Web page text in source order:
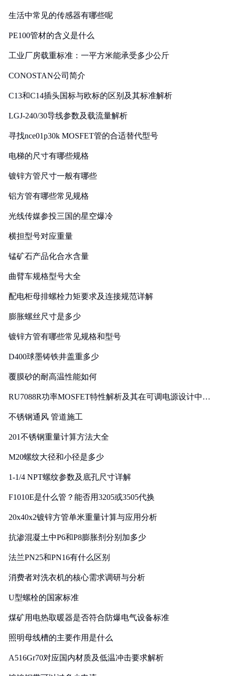
生活中常见的传感器有哪些呢
PE100管材的含义是什么
工业厂房载重标准：一平方米能承受多少公斤
CONOSTAN公司简介
C13和C14插头国标与欧标的区别及其标准解析
LGJ-240/30导线参数及载流量解析
寻找nce01p30k MOSFET管的合适替代型号
电梯的尺寸有哪些规格
镀锌方管尺寸一般有哪些
铝方管有哪些常见规格
光线传媒参投三国的星空爆冷
横担型号对应重量
锰矿石产品化合水含量
曲臂车规格型号大全
配电柜母排螺栓力矩要求及连接规范详解
膨胀螺丝尺寸是多少
镀锌方管有哪些常见规格和型号
D400球墨铸铁井盖重多少
覆膜砂的耐高温性能如何
RU7088R功率MOSFET特性解析及其在可调电源设计中的
不锈钢通风 管道施工
201不锈钢重量计算方法大全
M20螺纹大径和小径是多少
1-1/4 NPT螺纹参数及底孔尺寸详解
F1010E是什么管？能否用3205或3505代换
20x40x2镀锌方管单米重量计算与应用分析
抗渗混凝土中P6和P8膨胀剂分别加多少
法兰PN25和PN16有什么区别
消费者对洗衣机的核心需求调研与分析
U型螺栓的国家标准
煤矿用电热取暖器是否符合防爆电气设备标准
照明母线槽的主要作用是什么
A516Gr70对应国内材质及低温冲击要求解析